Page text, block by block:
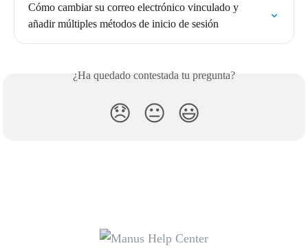
Cómo cambiar su correo electrónico vinculado y
añadir múltiples métodos de inicio de sesión
¿Ha quedado contestada tu pregunta?
😞 😐 😃